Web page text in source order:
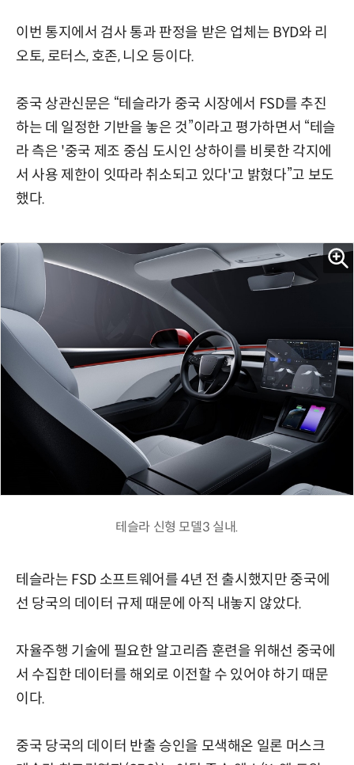
이번 통지에서 검사 통과 판정을 받은 업체는 BYD와 리
오토, 로터스, 호존, 니오 등이다.
중국 상관신문은 “테슬라가 중국 시장에서 FSD를 추진
하는 데 일정한 기반을 놓은 것”이라고 평가하면서 “테슬
라 측은 '중국 제조 중심 도시인 상하이를 비롯한 각지에
서 사용 제한이 잇따라 취소되고 있다'고 밝혔다”고 보도
했다.
테슬라 신형 모델3 실내.
테슬라는 FSD 소프트웨어를 4년 전 출시했지만 중국에
선 당국의 데이터 규제 때문에 아직 내놓지 않았다.
자율주행 기술에 필요한 알고리즘 훈련을 위해선 중국에
서 수집한 데이터를 해외로 이전할 수 있어야 하기 때문
이다.
중국 당국의 데이터 반출 승인을 모색해온 일론 머스크